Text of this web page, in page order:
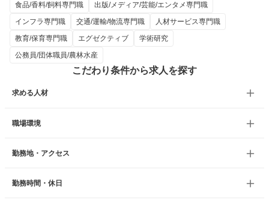
食品/香料/飼料専門職
出版/メディア/芸能/エンタメ専門職
インフラ専門職
交通/運輸/物流専門職
人材サービス専門職
教育/保育専門職
エグゼクティブ
学術研究
公務員/団体職員/農林水産
こだわり条件から求人を探す
求める人材
職場環境
勤務地・アクセス
勤務時間・休日